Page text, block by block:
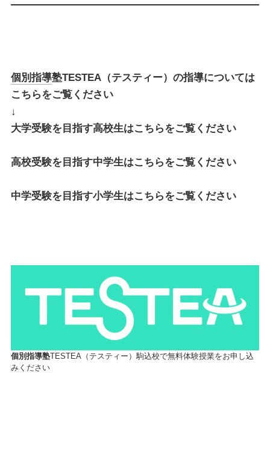
個別指導塾TESTEA（テスティー）の指導については
こちらをご覧ください
↓
大学受験を目指す高校生はこちらをご覧ください
高校受験を目指す中学生はこちらをご覧ください
中学受験を目指す小学生はこちらをご覧ください
個別指導塾TESTEA（テスティー）駒込校で無料体験授業をお申し込
みください